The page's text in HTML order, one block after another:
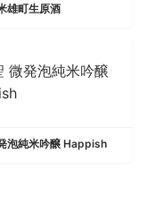
雄町生原酒
泡純米吟醸 Happish